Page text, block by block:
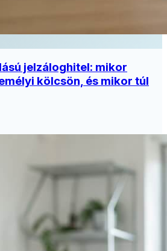
jelzáloghitel: mikor
kölcsön, és mikor túl